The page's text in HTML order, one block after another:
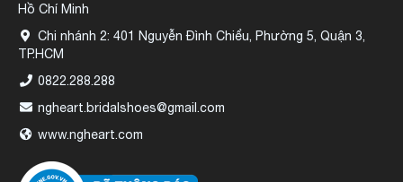
Hồ Chí Minh
Chi nhánh 2: 401 Nguyễn Đình Chiểu, Phường 5, Quận 3,
TP.HCM
0822.288.288
ngheart.bridalshoes@gmail.com
www.ngheart.com